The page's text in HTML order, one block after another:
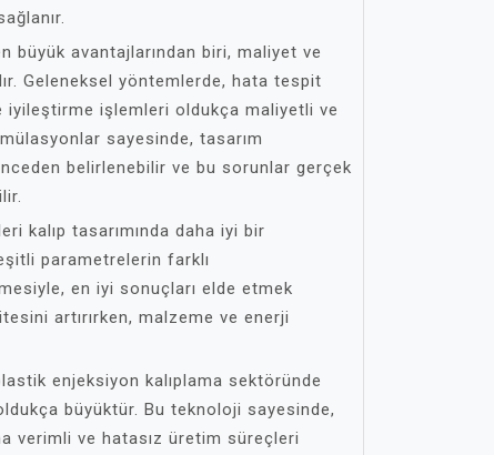
büyük avantajlarından biri, maliyet ve
Geleneksel yöntemlerde, hata tespit
iyileştirme işlemleri oldukça maliyetli ve
sayesinde, tasarım
belirlenebilir ve bu sorunlar gerçek
kalıp tasarımında daha iyi bir
parametrelerin farklı
en iyi sonuçları elde etmek
artırırken, malzeme ve enerji
enjeksiyon kalıplama sektöründe
büyüktür. Bu teknoloji sayesinde,
verimli ve hatasız üretim süreçleri